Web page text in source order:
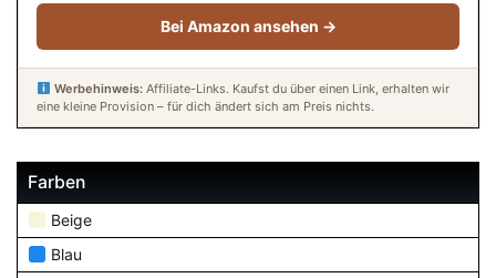
Bei Amazon ansehen →
Werbehinweis:Affiliate-Links. Kaufst du über einen Link, erhalten wir
eine kleine Provision – für dich ändert sich am Preis nichts.
Farben
Beige
Blau